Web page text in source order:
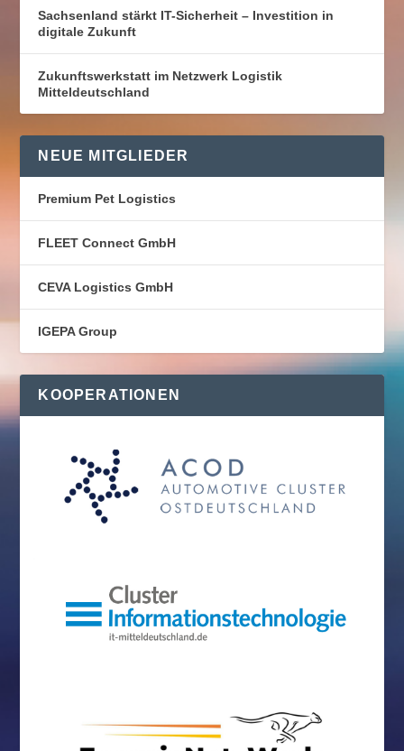
Sachsenland stärkt IT-Sicherheit – Investition in
digitale Zukunft
Zukunftswerkstatt im Netzwerk Logistik
Mitteldeutschland
NEUE MITGLIEDER
Premium Pet Logistics
FLEET Connect GmbH
CEVA Logistics GmbH
IGEPA Group
KOOPERATIONEN